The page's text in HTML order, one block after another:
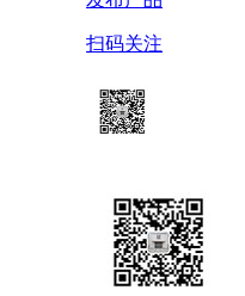
扫码关注